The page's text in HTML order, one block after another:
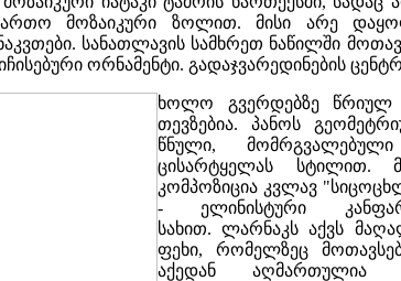
მოზაიკური ზოლით. მისი არე
სანათლავის სამხრეთ ნაწილში
ორნამენტი. გადაჯვარედინების
ხოლო გვერდებზე წრიულ
თევზებია. პანოს
წნული,
ცისარტყელას სტილით.
კომპოზიცია კვლავ
- ელინისტური
სახით. ლარნაკს აქვს
ფეხი, რომელზეც
აქედან